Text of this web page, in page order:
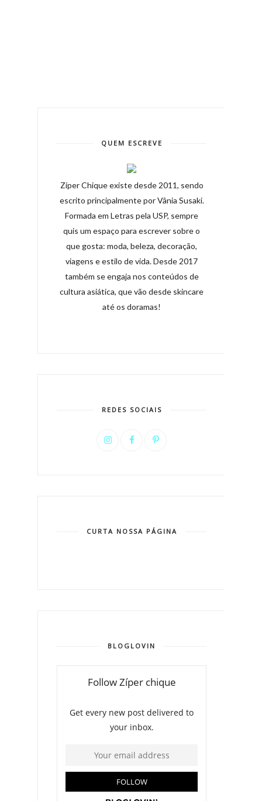
QUEM ESCREVE
Zíper Chique existe desde 2011, sendo
escrito principalmente por Vânia Susaki.
Formada em Letras pela USP, sempre
quis um espaço para escrever sobre o
que gosta: moda, beleza, decoração,
viagens e estilo de vida. Desde 2017
também se engaja nos conteúdos de
cultura asiática, que vão desde skincare
até os doramas!
REDES SOCIAIS
CURTA NOSSA PÁGINA
BLOGLOVIN